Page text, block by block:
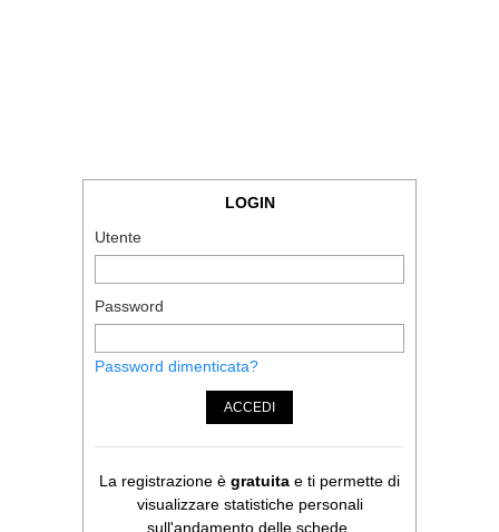
LOGIN
Utente
Password
Password dimenticata?
ACCEDI
La registrazione è gratuita e ti permette di
visualizzare statistiche personali
sull'andamento delle schede.